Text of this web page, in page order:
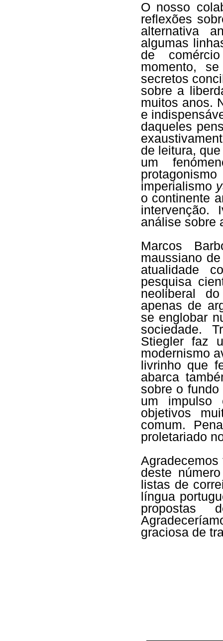
O nosso
reflexões
alternativa
algumas
de
momento,
secretos
sobre a
muitos anos.
e
daqueles
de leitura,
um
imperialismo
o continente
intervenção.
análise sobre
Marcos
maussiano
atualidade
pesquisa
neoliberal
apenas de
se englobar
sociedade.
Stiegler faz
modernismo
livrinho que
abarca
sobre o
um impulso
objetivos
comum.
proletariado
deste
listas de
língua
propostas
graciosa de